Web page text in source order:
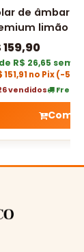
de âmbar
limão e
- 33 cm
159,90
R$ 26,65 sem
151,91 no Pix(-5%)
vendidos Frete